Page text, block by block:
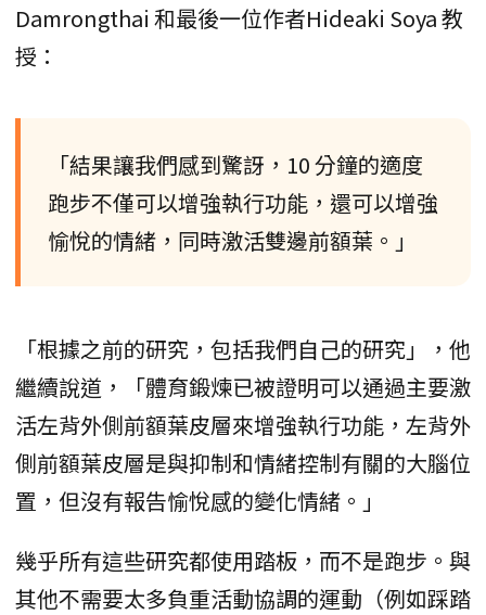
Damrongthai 和最後一位作者Hideaki Soya 教
授：
「結果讓我們感到驚訝，10 分鐘的適度
跑步不僅可以增強執行功能，還可以增強
愉悅的情緒，同時激活雙邊前額葉。」
「根據之前的研究，包括我們自己的研究」，他
繼續說道，「體育鍛煉已被證明可以通過主要激
活左背外側前額葉皮層來增強執行功能，左背外
側前額葉皮層是與抑制和情緒控制有關的大腦位
置，但沒有報告愉悅感的變化情緒。」
幾乎所有這些研究都使用踏板，而不是跑步。與
其他不需要太多負重活動協調的運動（例如踩踏